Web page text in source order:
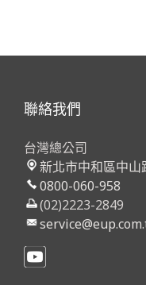
聯絡我們
台灣總公司
新北市中和區中
0800-060-958
(02)2223-2849